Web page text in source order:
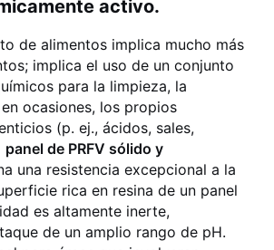
activo.
de alimentos implica mucho más
implica el uso de un conjunto
para la limpieza, la
ocasiones, los propios
(p. ej., ácidos, sales,
panel de PRFV sólido y
una resistencia excepcional a la
rica en resina de un panel
es altamente inerte,
de un amplio rango de pH.